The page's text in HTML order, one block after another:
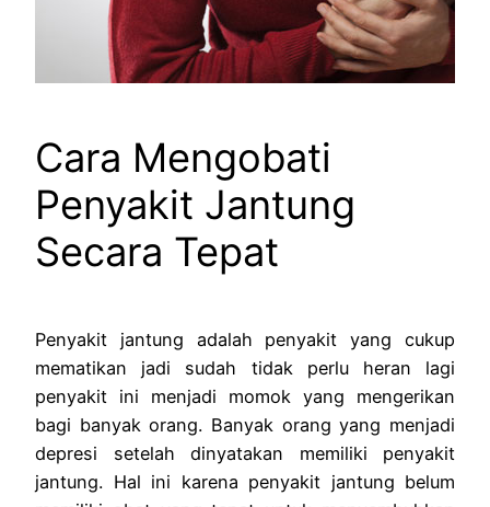
Cara Mengobati
Penyakit Jantung
Secara Tepat
Penyakit jantung adalah penyakit yang cukup
mematikan jadi sudah tidak perlu heran lagi
penyakit ini menjadi momok yang mengerikan
bagi banyak orang. Banyak orang yang menjadi
depresi setelah dinyatakan memiliki penyakit
jantung. Hal ini karena penyakit jantung belum